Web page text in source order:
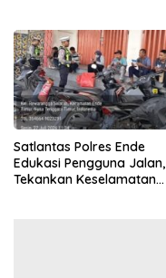
Satlantas Polres Ende
Edukasi Pengguna Jalan,
Tekankan Keselamatan